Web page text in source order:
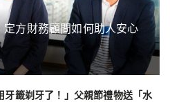
方財務顧問如何助人安心
牙籤剃牙了！」父親節禮物送「水